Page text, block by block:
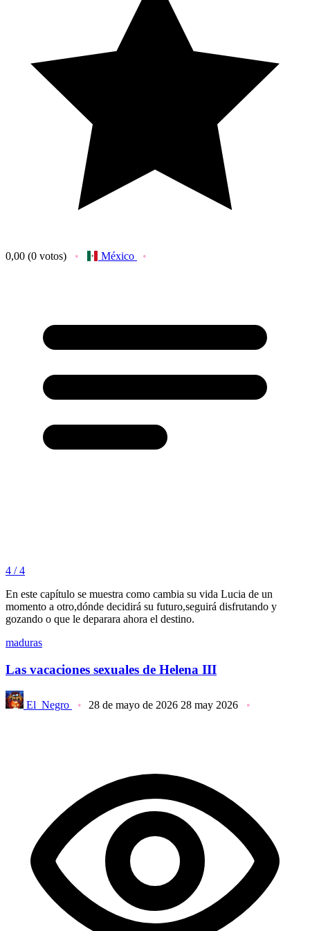
0,00 (0 votos) México
4 / 4
En este capítulo se muestra como cambia su vida Lucia de un
momento a otro,dónde decidirá su futuro,seguirá disfrutando y
gozando o que le deparara ahora el destino.
maduras
Las vacaciones sexuales de Helena III
El_Negro 28 de mayo de 2026 28 may 2026